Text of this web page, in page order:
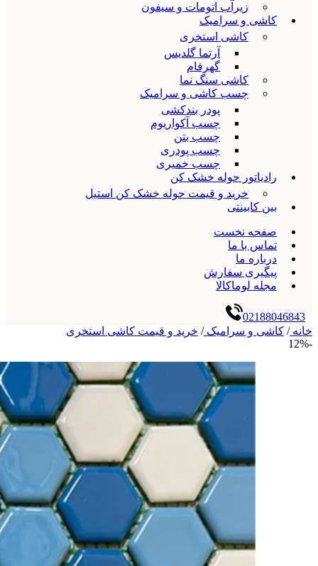
زیرآب اتومات و سیفون
کاشی و سرامیک
کاشی استخری
آرتما گلدیس
گهرفام
کاشی سنگ نما
چسب کاشی و سرامیک
پودر بندکشی
چسب آکواریوم
چسب بتن
چسب پودری
چسب خمیری
رادیاتور حوله خشک کن
خرید و قیمت حوله خشک کن استیل
بین کابینتی
صفحه نخست
تماس با ما
درباره ما
پیگیری سفارش
مجله لوماکالا
02188046843
خانه/ کاشی و سرامیک/ خرید و قیمت کاشی استخری
-12%